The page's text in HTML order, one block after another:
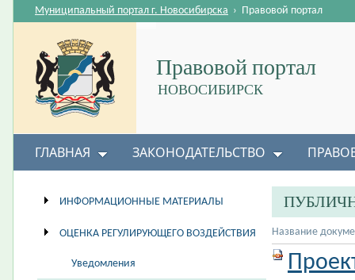
Правовой портал
НОВОСИБИРСК
Муниципальный портал г. Новосибирска › Правовой портал
ГЛАВНАЯ ЗАКОНОДАТЕЛЬСТВО
ИНФОРМАЦИОННЫЕ МАТЕРИАЛЫ
ОЦЕНКА РЕГУЛИРУЮЩЕГО ВОЗДЕЙСТВИЯ
Уведомления
Название